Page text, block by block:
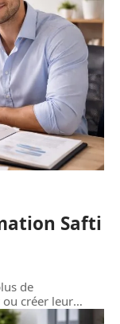
Safti
de
créer leur…